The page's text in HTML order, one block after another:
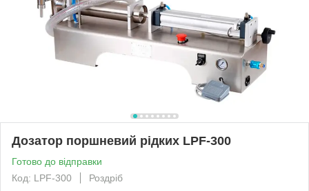
Дозатор поршневий рідких LPF-300
Готово до відправки
Код: LPF-300
Роздріб